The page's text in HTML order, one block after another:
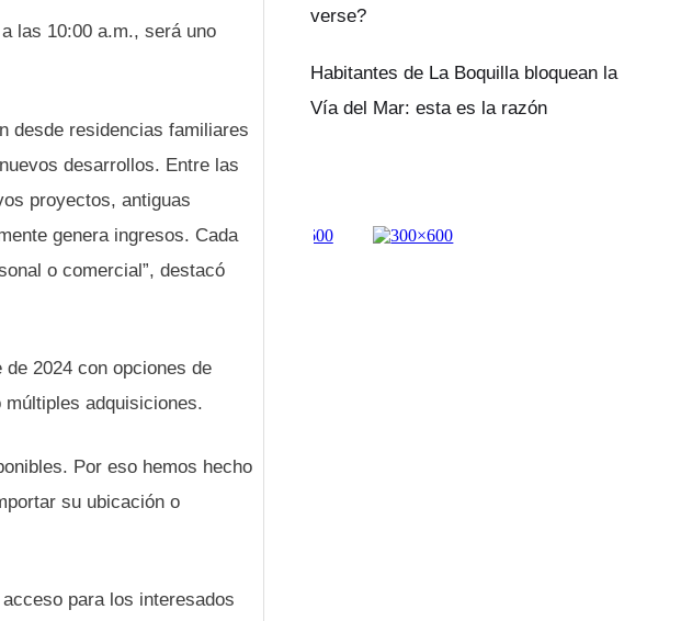
las 10:00 a.m., será uno
desde residencias familiares
desarrollos. Entre las
proyectos, antiguas
genera ingresos. Cada
o comercial”, destacó
2024 con opciones de
adquisiciones.
Por eso hemos hecho
su ubicación o
para los interesados
verse?
Habitantes de La Boquilla bloquean la
Vía del Mar: esta es la razón